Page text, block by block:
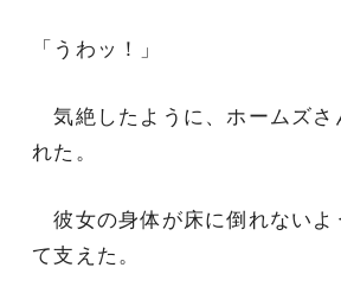
「うわッ！」
気絶したように、ホームズさ
れた。
彼女の身体が床に倒れないよ
て支えた。